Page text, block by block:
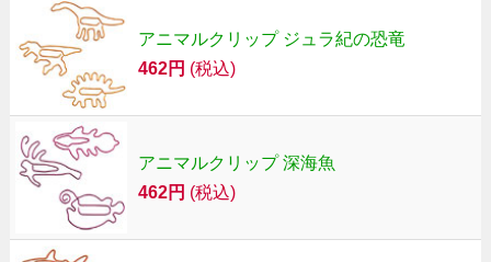
アニマルクリップ ジュラ紀の恐竜
462円 (税込)
アニマルクリップ 深海魚
462円 (税込)